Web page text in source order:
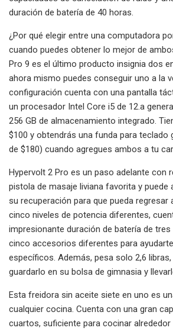
duración de batería de 40 horas.
¿Por qué elegir entre una computadora
cuando puedes obtener lo mejor de
Pro 9 es el último producto insignia dos
ahora mismo puedes conseguir uno a la
configuración cuenta con una pantalla
un procesador Intel Core i5 de 12.a
256 GB de almacenamiento integrado.
$100 y obtendrás una funda para teclado
de $180) cuando agregues ambos a tu
Hypervolt 2 Pro es un paso adelante con
pistola de masaje liviana favorita y puede
su recuperación para que pueda regresar
cinco niveles de potencia diferentes,
impresionante duración de batería de
cinco accesorios diferentes para
específicos. Además, pesa solo 2,6
guardarlo en su bolsa de gimnasia y
Esta freidora sin aceite siete en uno es
cualquier cocina. Cuenta con una gran
cuartos, suficiente para cocinar